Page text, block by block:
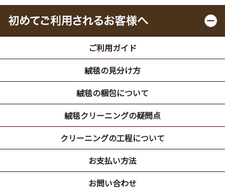
ご利用ガイド
絨毯の見分け方
絨毯の梱包について
絨毯クリーニングの疑問点
クリーニングの工程について
お支払い方法
お問い合わせ